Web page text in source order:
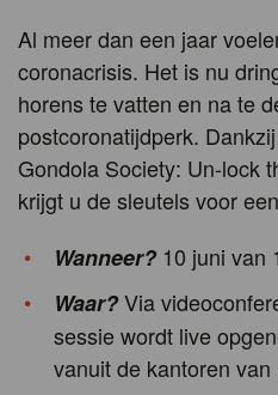
Al meer dan een jaar
coronacrisis. Het is nu
horens te vatten en na te
postcoronatijdperk.
Gondola Society: Un-lock
krijgt u de sleutels voor
Wanneer?10 juni van
Waar?Via
sessie wordt live
vanuit de kantoren van